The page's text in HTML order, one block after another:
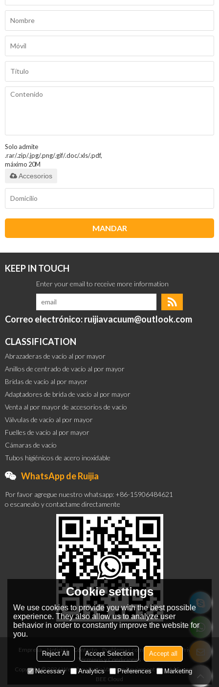
Solo admite
.rar/.zip/.jpg/.png/.gif/.doc/.xls/.pdf,
máximo 20M
Accesorios
MANDAR
KEEP IN TOUCH
Correo electrónico: ruijiavacuum@outlook.com
CLASSIFICATION
Abrazaderas de vacío al por mayor
Anillos de centrado de vacío al por mayor
Bridas de vacío al por mayor
Adaptadores de brida de vacío al por mayor
Venta al por mayor de accesorios de vacío
Válvulas de vacío al por mayor
Fuelles de vacío al por mayor
Cámaras de vacío
Tubos higiénicos de acero inoxidable
WhatsApp de Ruijia
Por favor agregue nuestro whatsapp: +86-15906484621
o escanealo y contactame directamente
Empresa Noticias Contacto Problemas comunes
Noticia Privada
Términos y Condiciones
Copyright © 2026Wenzhou Ruijia Vacuum Equipment Co., LtdSupport By
BEE Cloud
Cookie settings
We use cookies to provide you with the best possible
experience. They also allow us to analyze user
behavior in order to constantly improve the website for
you.
Reject All Accept Selection Accept all
Necessary Analytics Preferences Marketing